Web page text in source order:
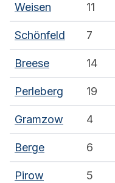
Weisen 11
Schönfeld 7
Breese 14
Perleberg 19
Gramzow 4
Berge 6
Pirow 5